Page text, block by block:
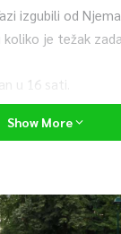
izgubili od
je težak
u 16 sati.
regionalnih
najbolji igrač na
Show More